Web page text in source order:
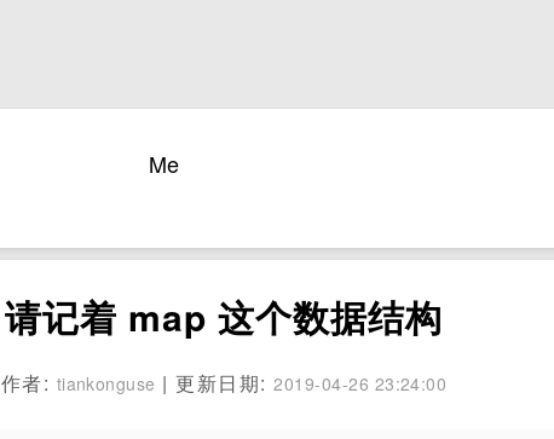
Me
请记着 map 这个数据结构
作者: tiankonguse | 更新日期:2019-04-26 23:24:00